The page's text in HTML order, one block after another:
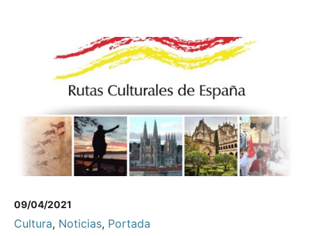
09/04/2021
Cultura, Noticias, Portada